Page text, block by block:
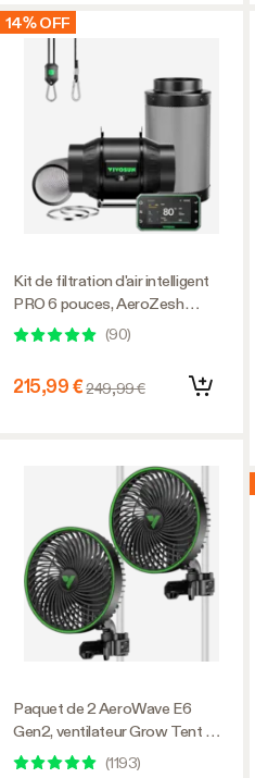
14% OFF
Kit de filtration d'air intelligent
PRO 6 pouces, AeroZesh
Ventilateur de conduit en ligne
régulateur de température et
d'humidité, filtre à charbon et
culture hydroponique
(90)
215,99 € 249,99 €
Paquet de 2 AeroWave E6
Gen2, ventilateur Grow Tent Clip
6 pouces, moteur EC,
(1193)